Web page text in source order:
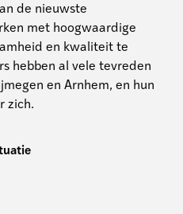
de nieuwste
met hoogwaardige
en kwaliteit te
hebben al vele tevreden
en Arnhem, en hun
zich.